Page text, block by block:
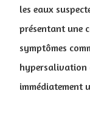
les eaux
présentant une
symptômes
hypersalivation
immédiatement